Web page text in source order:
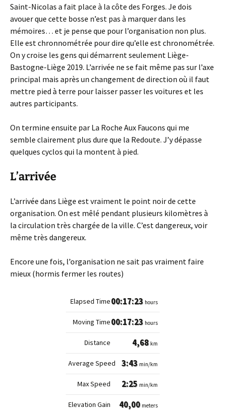
Saint-Nicolas a fait place à la côte des Forges. Je dois
avouer que cette bosse n’est pas à marquer dans les
mémoires… et je pense que pour l’organisation non plus.
Elle est chronnométrée pour dire qu’elle est chronométrée.
On y croise les gens qui démarrent seulement Liège-
Bastogne-Liège 2019. L’arrivée ne se fait même pas sur l’axe
principal mais après un changement de direction où il faut
mettre pied à terre pour laisser passer les voitures et les
autres participants.
On termine ensuite par La Roche Aux Faucons qui me
semble clairement plus dure que la Redoute. J’y dépasse
quelques cyclos qui la montent à pied.
L’arrivée
L’arrivée dans Liège est vraiment le point noir de cette
organisation. On est mêlé pendant plusieurs kilomètres à
la circulation très chargée de la ville. C’est dangereux, voir
même très dangereux.
Encore une fois, l’organisation ne sait pas vraiment faire
mieux (hormis fermer les routes)
00:17:23 hours
00:17:23 hours
4,68 km
3:43 min/km
2:25 min/km
40,00 meters